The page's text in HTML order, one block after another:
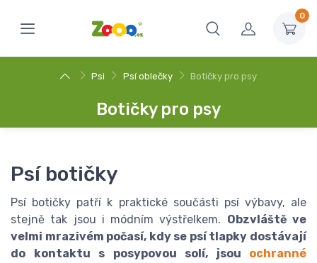
0
Psi Psí oblečky Botičky pro psy
Botičky pro psy
Psí botičky
Psí botičky patří k praktické součásti psí výbavy, ale
stejně tak jsou i módním výstřelkem. Obzvláště ve
velmi mrazivém počasí, kdy se psí tlapky dostávají
do kontaktu s posypovou solí, jsou ochranné